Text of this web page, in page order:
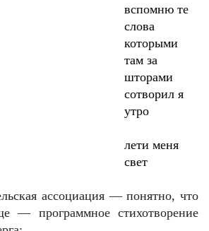
вспомню те
слова
которыми
там за
шторами
сотворил я
утро
лети меня
свет
ассоциация — понятно, что
— программное стихотворение